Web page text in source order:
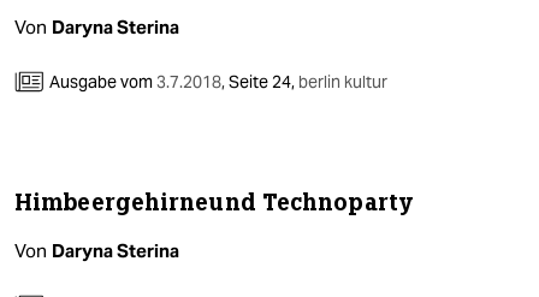
kultur
sport
nord
wahrheit
Von Daryna Sterina
Ausgabe vom3.7.2018,Seite 24, berlin kultur
Himbeergehirneund Technoparty
Von Daryna Sterina